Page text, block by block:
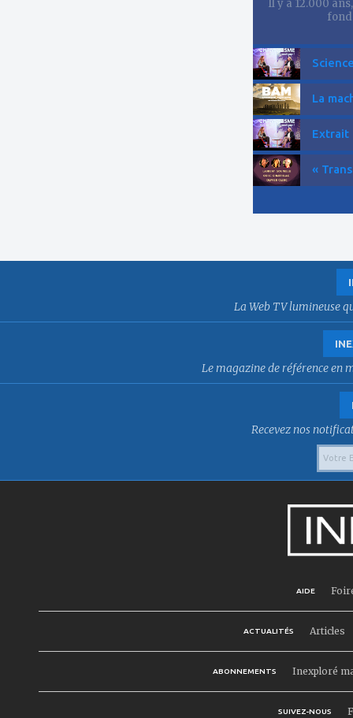
Il y a 12.000
La
Extrait
«
La Web TV lumineuse
Le magazine de référence en
Recevez nos
AIDE
ACTUALITÉS Articles
ABONNEMENTS Inexploré
SUIVEZ-NOUS